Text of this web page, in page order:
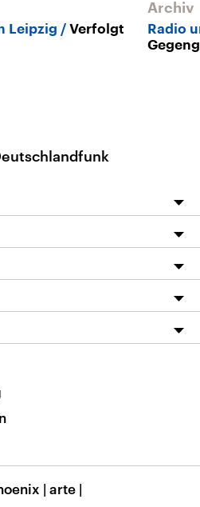
Leipzig
Verfolgt
Archiv
Radio
dlf.de
| arte |